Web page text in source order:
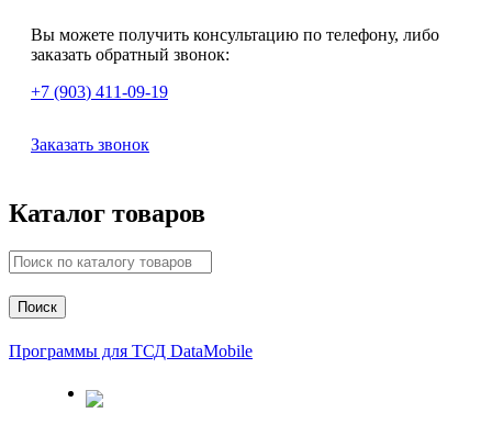
Вы можете получить консультацию по телефону, либо
заказать обратный звонок:
+7 (903) 411-09-19
Заказать звонок
Каталог товаров
Поиск
Программы для ТСД DataMobile